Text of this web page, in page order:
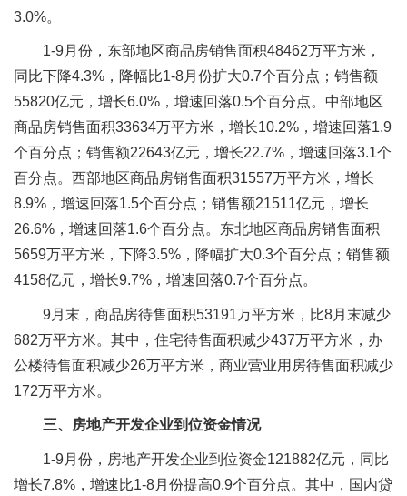
3.0%。
1-9月份，东部地区商品房销售面积48462万平方米，
同比下降4.3%，降幅比1-8月份扩大0.7个百分点；销售额
55820亿元，增长6.0%，增速回落0.5个百分点。中部地区
商品房销售面积33634万平方米，增长10.2%，增速回落1.9
个百分点；销售额22643亿元，增长22.7%，增速回落3.1个
百分点。西部地区商品房销售面积31557万平方米，增长
8.9%，增速回落1.5个百分点；销售额21511亿元，增长
26.6%，增速回落1.6个百分点。东北地区商品房销售面积
5659万平方米，下降3.5%，降幅扩大0.3个百分点；销售额
4158亿元，增长9.7%，增速回落0.7个百分点。
9月末，商品房待售面积53191万平方米，比8月末减少
682万平方米。其中，住宅待售面积减少437万平方米，办
公楼待售面积减少26万平方米，商业营业用房待售面积减少
172万平方米。
三、房地产开发企业到位资金情况
1-9月份，房地产开发企业到位资金121882亿元，同比
增长7.8%，增速比1-8月份提高0.9个百分点。其中，国内贷